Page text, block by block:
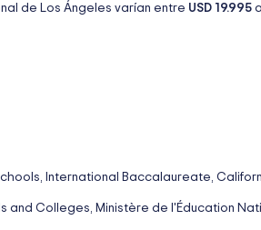
de Los Ángeles varían entre USD 19.995 a
International Baccalaureate,
Colleges, Ministère de l'Éducation